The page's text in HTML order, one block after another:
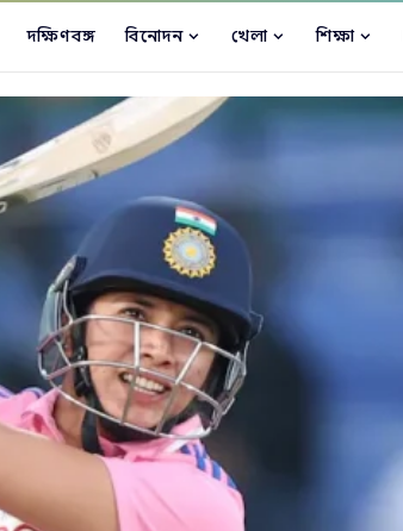
দক্ষিণবঙ্গ বিনোদন খেলা শিক্ষা